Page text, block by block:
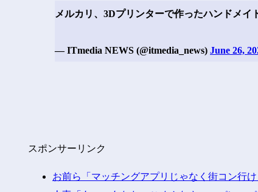
メルカリ、3Dプリンターで作ったハンドメイ
— ITmedia NEWS (@itmedia_news) June 26,
スポンサーリンク
お前ら「マッチングアプリじゃなく街コン行